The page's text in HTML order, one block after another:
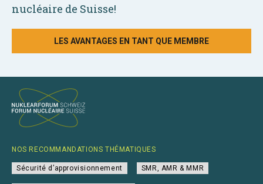
nucléaire de Suisse!
LES AVANTAGES EN TANT QUE MEMBRE
NOS RECOMMANDATIONS THÉMATIQUES
Sécurité d’approvisionnement SMR, AMR & MMR